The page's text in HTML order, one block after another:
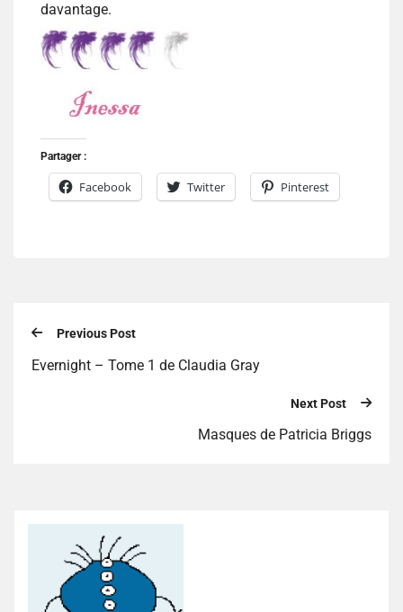
davantage.
Partager :
Facebook Twitter Pinterest
Previous Post
Evernight – Tome 1 de Claudia Gray
Next Post
Masques de Patricia Briggs